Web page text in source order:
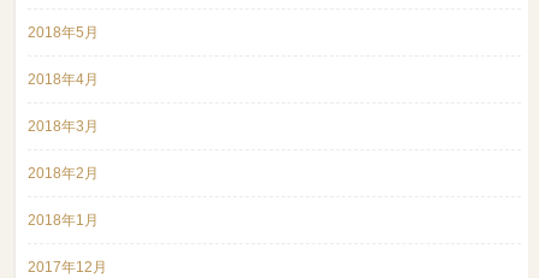
2018年5月
2018年4月
2018年3月
2018年2月
2018年1月
2017年12月